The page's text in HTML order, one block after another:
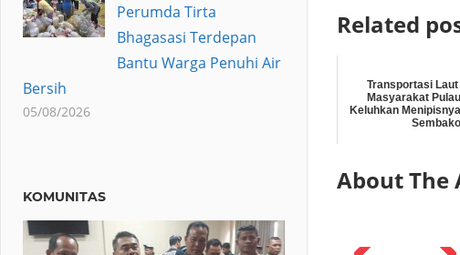
Related
Transportasi
Masyarakat
Keluhkan
Sembako
About The
Perumda Tirta
Bhagasasi Terdepan
Bantu Warga Penuhi Air
Bersih
05/08/2026
KOMUNITAS